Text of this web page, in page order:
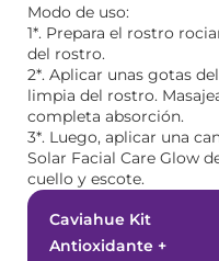
Modo de uso:
1*. Prepara el rostro
del rostro.
2*. Aplicar unas gotas
limpia del rostro.
completa absorción.
3*. Luego, aplicar una
Solar Facial Care Glow
cuello y escote.
Caviahue Kit
Antioxidante +